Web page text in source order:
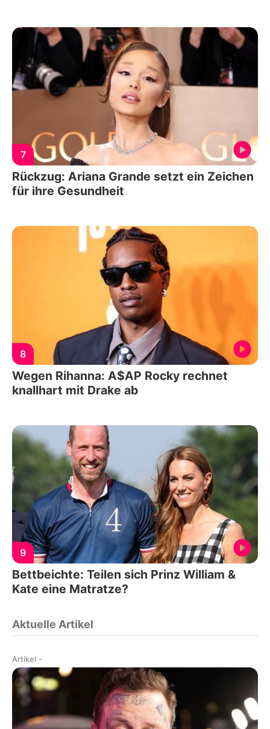
7
Rückzug: Ariana Grande setzt ein Zeichen
für ihre Gesundheit
8
Wegen Rihanna: A$AP Rocky rechnet
knallhart mit Drake ab
9
Bettbeichte: Teilen sich Prinz William &
Kate eine Matratze?
Aktuelle Artikel
Artikel -